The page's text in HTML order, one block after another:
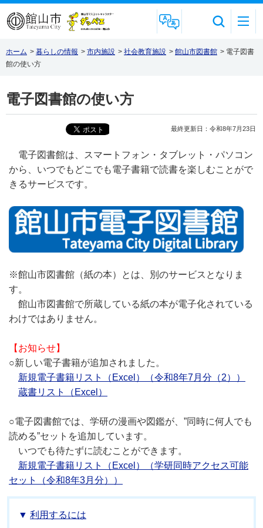
Foreign Language
ホーム > 暮らしの情報 > 市内施設 > 社会教育施設 > 館山市図書館 > 電子図書
館の使い方
電子図書館の使い方
最終更新日：令和8年7月23日
電子図書館は、スマートフォン・タブレット・パソコン
から、いつでもどこでも電子書籍で読書を楽しむことがで
きるサービスです。
※館山市図書館（紙の本）とは、別のサービスとなりま
す。
館山市図書館で所蔵している紙の本が電子化されている
わけではありません。
【お知らせ】
○新しい電子書籍が追加されました。
新規電子書籍リスト（Excel）（令和8年7月分（2））
蔵書リスト（Excel）
○電子図書館では、学研の漫画や図鑑が、”同時に何人でも
読める”セットを追加しています。
いつでも待たずに読むことができます。
新規電子書籍リスト（Excel）（学研同時アクセス可能
セット（令和8年3月分））
利用するには